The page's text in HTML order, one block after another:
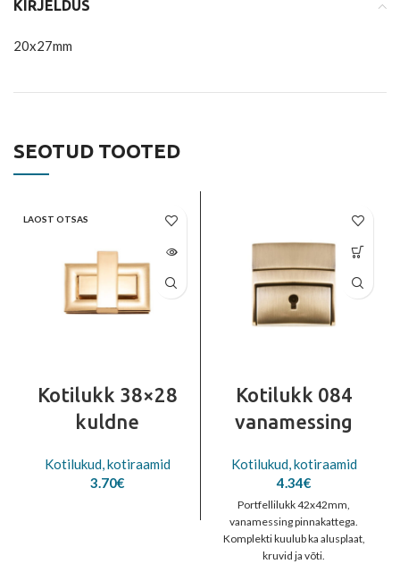
KIRJELDUS
20x27mm
SEOTUD TOOTED
LAOST OTSAS
Kotilukk 38×28
kuldne
Kotilukud, kotiraamid
3.70€
Kotilukk 084
vanamessing
Kotilukud, kotiraamid
4.34€
Portfellilukk 42x42mm,
vanamessing pinnakattega.
Komplekti kuulub ka alusplaat,
kruvid ja võti.